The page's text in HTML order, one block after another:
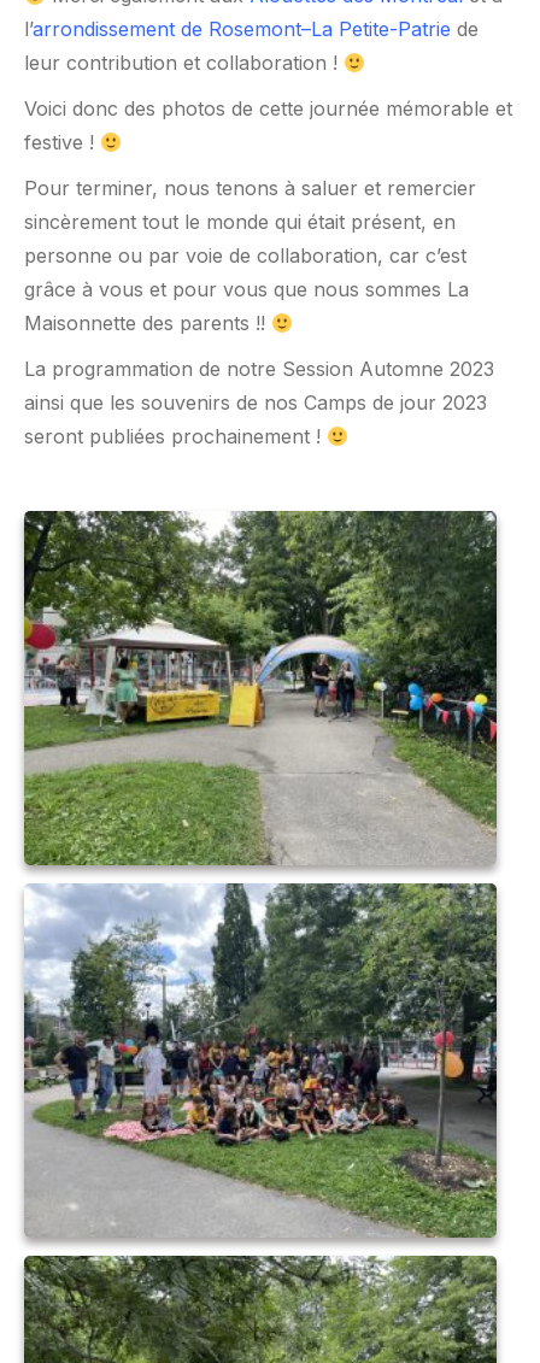
l’arrondissement de Rosemont–La Petite-Patrie de
leur contribution et collaboration !
Voici donc des photos de cette journée mémorable et
festive !
Pour terminer, nous tenons à saluer et remercier
sincèrement tout le monde qui était présent, en
personne ou par voie de collaboration, car c’est
grâce à vous et pour vous que nous sommes La
Maisonnette des parents !!
La programmation de notre Session Automne 2023
ainsi que les souvenirs de nos Camps de jour 2023
seront publiées prochainement !